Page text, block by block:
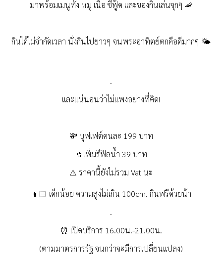
มาพร้อมเมนูทั้ง หมู เนื้อ ซีฟู้ด และของกินเล่นจุกๆ 🦐
กินได้ไม่จำกัดเวลา นั่งกินไปยาวๆ จนพระอาทิตย์ตกคือดีมากๆ 🌤
.
และแน่นอนว่าไม่แพงอย่างที่คิด!
💸 บุฟเฟต์คนละ 199 บาท
🥤 เพิ่มรีฟิลน้ำ 39 บาท
⚠️ ราคานี้ยังไม่รวม Vat นะ
👧🏻 เด็กน้อย ความสูงไม่เกิน 100cm. กินฟรีด้วยน้า
.
⏰ เปิดบริการ 16.00น.-21.00น.
(ตามมาตรการรัฐ จนกว่าจะมีการเปลี่ยนแปลง)